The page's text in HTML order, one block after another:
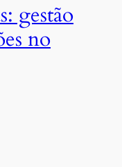
gestão
no